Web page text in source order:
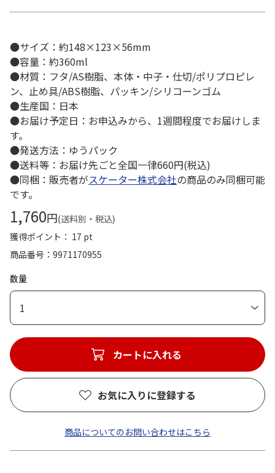
●サイズ：約148×123×56mm
●容量：約360ml
●材質：フタ/AS樹脂、本体・中子・仕切/ポリプロピレ
ン、止め具/ABS樹脂、パッキン/シリコーンゴム
●生産国：日本
●お届け予定日：お申込みから、1週間程度でお届けしま
す。
●発送方法：ゆうパック
●送料等：お届け先ごと全国一律660円(税込)
●同梱：販売者がスケーター株式会社の商品のみ同梱可能
です。
1,760円(送料別・税込)
獲得ポイント： 17 pt
商品番号
9971170955
数量
1
カートに入れる
お気に入りに登録する
商品についてのお問い合わせはこちら